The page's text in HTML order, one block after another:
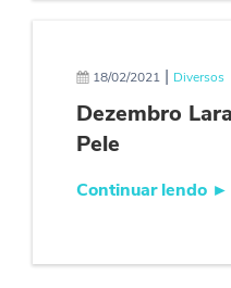
18/02/2021 | Diversos
Dezembro
Pele
Continuar lendo ►